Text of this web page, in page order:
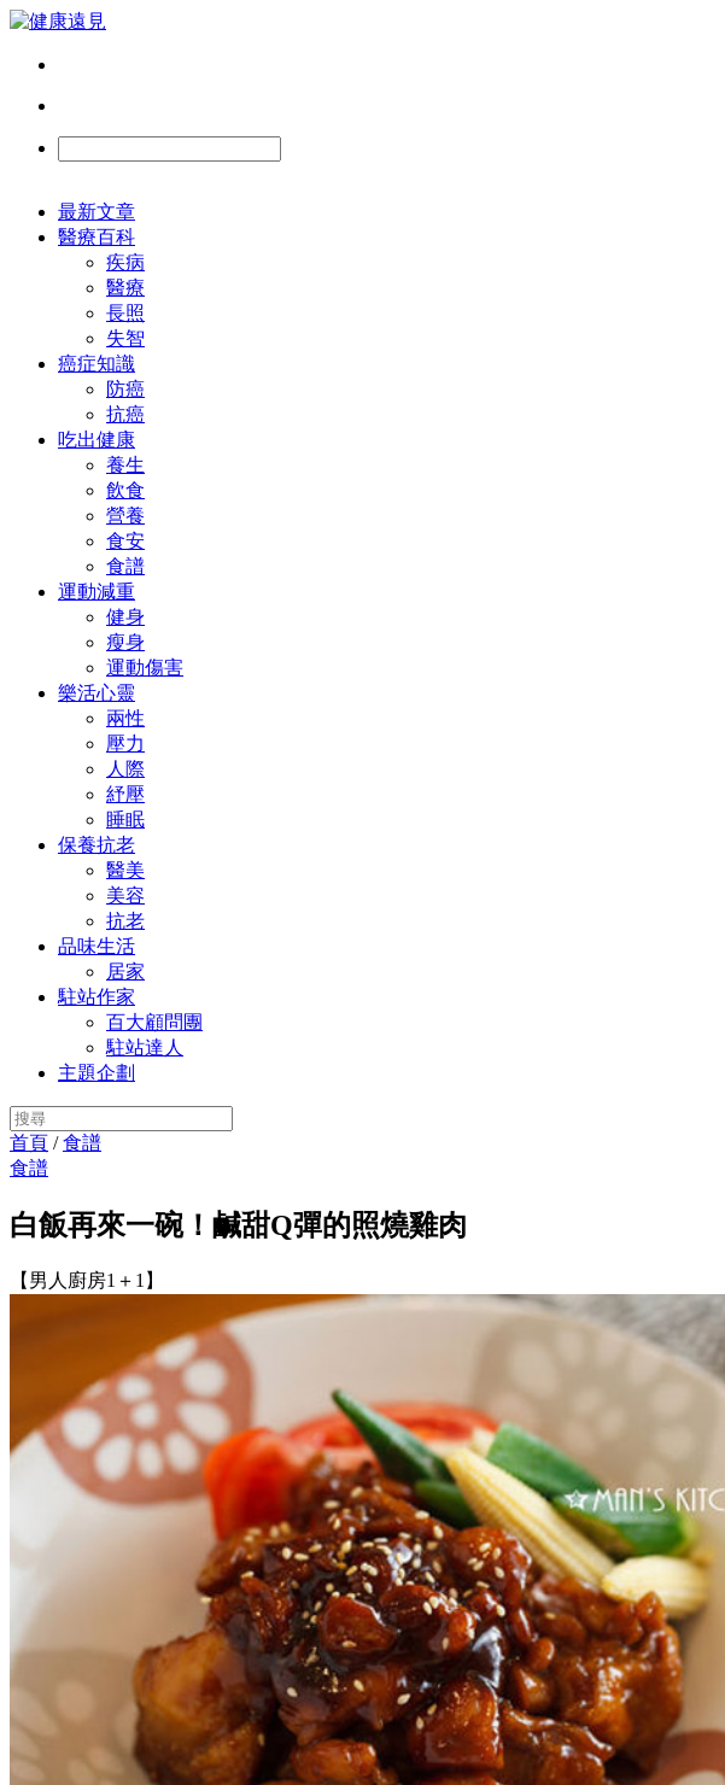
最新文章
醫療百科
疾病
醫療
長照
失智
癌症知識
防癌
抗癌
吃出健康
養生
飲食
營養
食安
食譜
運動減重
健身
瘦身
運動傷害
樂活心靈
兩性
壓力
人際
紓壓
睡眠
保養抗老
醫美
美容
抗老
品味生活
居家
駐站作家
百大顧問團
駐站達人
主題企劃
首頁 /食譜
食譜
白飯再來一碗！鹹甜Q彈的照燒雞肉
【男人廚房1＋1】